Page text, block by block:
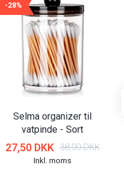
-28%
Selma organizer til
vatpinde - Sort
27,50 DKK 38,00 DKK
Inkl. moms